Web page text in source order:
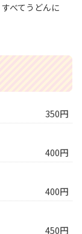
べてうどんに
350円
400円
400円
450円